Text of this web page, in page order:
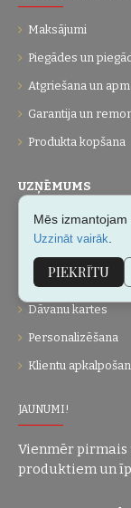
Maksājumi
Piegādes un
Atgriešana un
Garantija un
Produkta kopšana
UZŅĒMUMS
Par mums
Vietnes karte
Dāvanu kartes
Personalizēšana
Klientu
JAUNUMI!
Vienmēr
produktiem un
Mēs
Uzzināt vairāk
PIEKRĪTU